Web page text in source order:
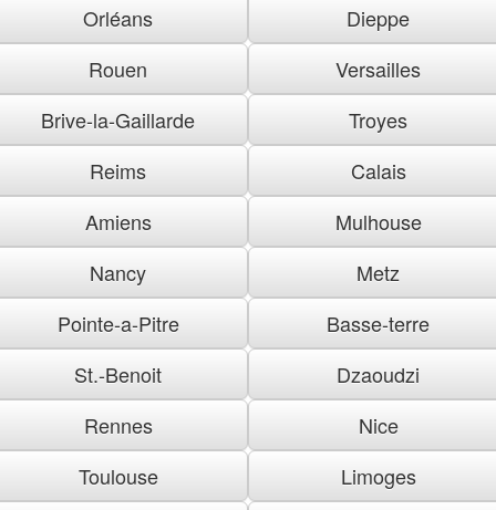
Orléans
Dieppe
Rouen
Versailles
Brive-la-Gaillarde
Troyes
Reims
Calais
Amiens
Mulhouse
Nancy
Metz
Pointe-a-Pitre
Basse-terre
St.-Benoit
Dzaoudzi
Rennes
Nice
Toulouse
Limoges